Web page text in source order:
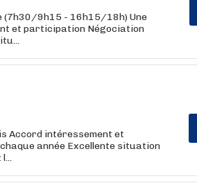
(7h30/9h15 - 16h15/18h) Une
et participation Négociation
Accord intéressement et
année Excellente situation